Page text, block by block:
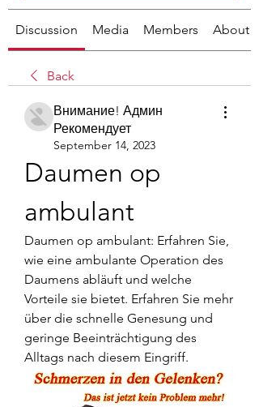
Discussion Media Members About
Back
Внимание! Админ
Рекомендует
September 14, 2023
Daumen op
ambulant
Daumen op ambulant: Erfahren Sie,
wie eine ambulante Operation des
Daumens abläuft und welche
Vorteile sie bietet. Erfahren Sie mehr
über die schnelle Genesung und
geringe Beeinträchtigung des
Alltags nach diesem Eingriff.